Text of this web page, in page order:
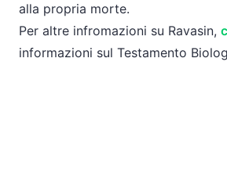
alla propria morte.
Per altre infromazioni su Ravasin,
informazioni sul Testamento